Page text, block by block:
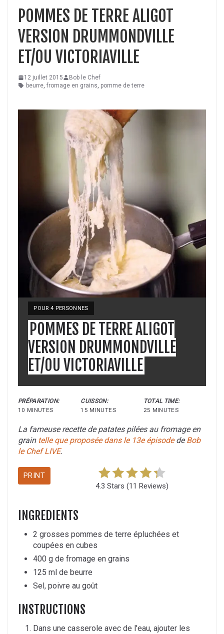
POMMES DE TERRE ALIGOT
VERSION DRUMMONDVILLE
ET/OU VICTORIAVILLE
12 juillet 2015
Bob le Chef
beurre, fromage en grains, pomme de terre
YIELD:
POUR 4 PERSONNES
POMMES DE TERRE ALIGOT
VERSION DRUMMONDVILLE
ET/OU VICTORIAVILLE
PRÉPARATION:
10 MINUTES
CUISSON:
15 MINUTES
TOTAL TIME:
25 MINUTES
La fameuse recette de patates pilées au fromage en
grain telle que proposée dans le 13e épisodedeBob
le Chef LIVE.
PRINT
4.3 Stars (11 Reviews)
INGREDIENTS
2 grosses pommes de terre épluchées et
coupées en cubes
400 g de fromage en grains
125 ml de beurre
Sel, poivre au goût
INSTRUCTIONS
Dans une casserole avec de l'eau, ajouter les